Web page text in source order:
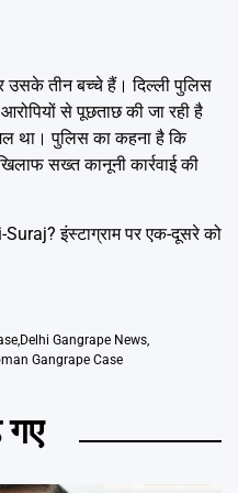
उसके तीन बच्चे हैं। दिल्ली पुलिस
से पूछताछ की जा रही है
था। पुलिस का कहना है कि
सख्त कानूनी कार्रवाई की
इंस्टाग्राम पर एक-दूसरे को
,Delhi Gangrape News,
Gangrape Case
गए